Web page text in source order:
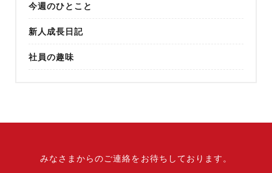
今週のひとこと
新人成長日記
社員の趣味
みなさまからのご連絡をお待ちしております。